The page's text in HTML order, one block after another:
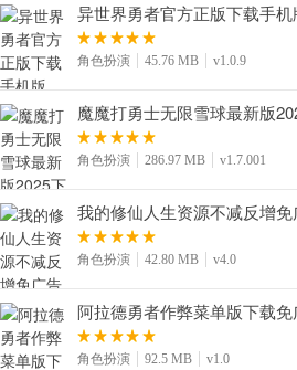
异世界勇者官方正版下载手
戏官服下载v1.0.9
角色扮演 45.76 MB v1.0.9
魔魔打勇士无限雪球最新版
勇士游戏下载免费版v1.7.001
角色扮演 286.97 MB v1.7.001
我的修仙人生资源不减反增
修仙人生无限仙玉下载v4.0
角色扮演 42.80 MB v4.0
阿拉德勇者作弊菜单版下载
内置菜单下载v1.0
角色扮演 92.5 MB v1.0